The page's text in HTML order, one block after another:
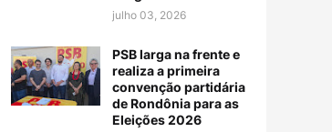
julho 03, 2026
PSB larga na frente e
realiza a primeira
convenção partidária
de Rondônia para as
Eleições 2026